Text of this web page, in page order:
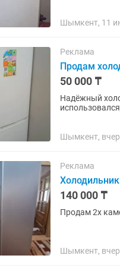
Шымкент, 11
Реклама
Продам
50 000 ₸
Надёжный
Шымкент,
Реклама
Холодильник
140 000 ₸
Продам 2х
Шымкент,